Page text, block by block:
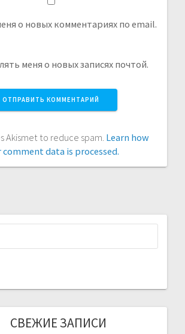
о новых комментариях по email.
меня о новых записях почтой.
Akismet to reduce spam. Learn how
comment data is processed.
СВЕЖИЕ ЗАПИСИ